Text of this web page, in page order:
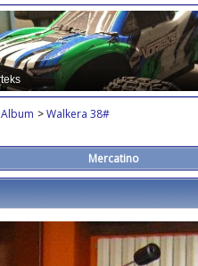
Album >Walkera 38#
Mercatino